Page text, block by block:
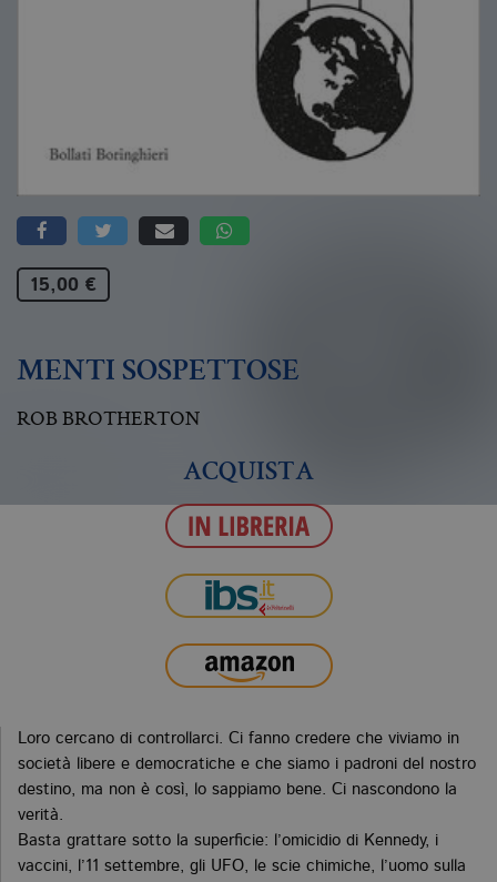
15,00 €
MENTI SOSPETTOSE
ROB BROTHERTON
ACQUISTA
Loro cercano di controllarci. Ci fanno credere che viviamo in
società libere e democratiche e che siamo i padroni del nostro
destino, ma non è così, lo sappiamo bene. Ci nascondono la
verità.
Basta grattare sotto la superficie: l’omicidio di Kennedy, i
vaccini, l’11 settembre, gli UFO, le scie chimiche, l’uomo sulla